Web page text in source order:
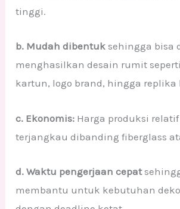
tinggi.
b. Mudah dibentuk sehingga bisa
menghasilkan desain rumit
kartun, logo brand, hingga replika
c. Ekonomis: Harga produksi
terjangkau dibanding fiberglass
d. Waktu pengerjaan cepat
membantu untuk kebutuhan